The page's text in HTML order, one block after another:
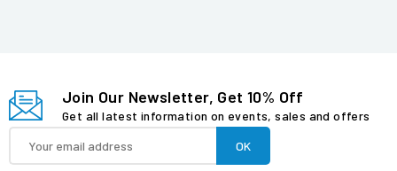
Join Our Newsletter, Get 10% Off
Get all latest information on events, sales and offers